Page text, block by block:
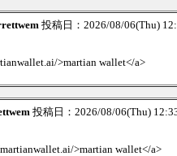
投稿日：2026/08/06(Thu)
>martian wallet</a>
投稿日：2026/08/06(Thu)
>martian wallet</a>